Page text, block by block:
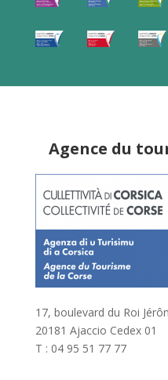
Agence du
17, boulevard du Roi
20181 Ajaccio Cedex 01
T : 04 95 51 77 77